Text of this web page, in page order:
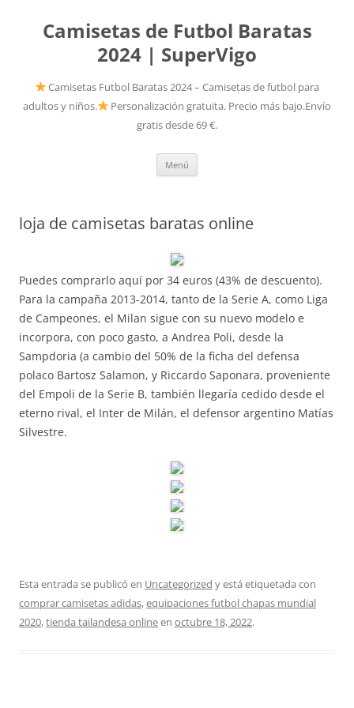
Camisetas de Futbol Baratas
2024 | SuperVigo
Camisetas Futbol Baratas 2024 – Camisetas de futbol para
adultos y niños.
Personalización gratuita. Precio más bajo.Envío
gratis desde 69 €.
Menú
loja de camisetas baratas online
Puedes comprarlo aquí por 34 euros (43% de descuento).
Para la campaña 2013-2014, tanto de la Serie A, como Liga
de Campeones, el Milan sigue con su nuevo modelo e
incorpora, con poco gasto, a Andrea Poli, desde la
Sampdoria (a cambio del 50% de la ficha del defensa
polaco Bartosz Salamon, y Riccardo Saponara, proveniente
del Empoli de la Serie B, también llegaría cedido desde el
eterno rival, el Inter de Milán, el defensor argentino Matías
Silvestre.
Esta entrada se publicó en Uncategorized y está etiquetada con
comprar camisetas adidas,equipaciones futbol chapas mundial
2020,tienda tailandesa onlineen octubre 18, 2022.